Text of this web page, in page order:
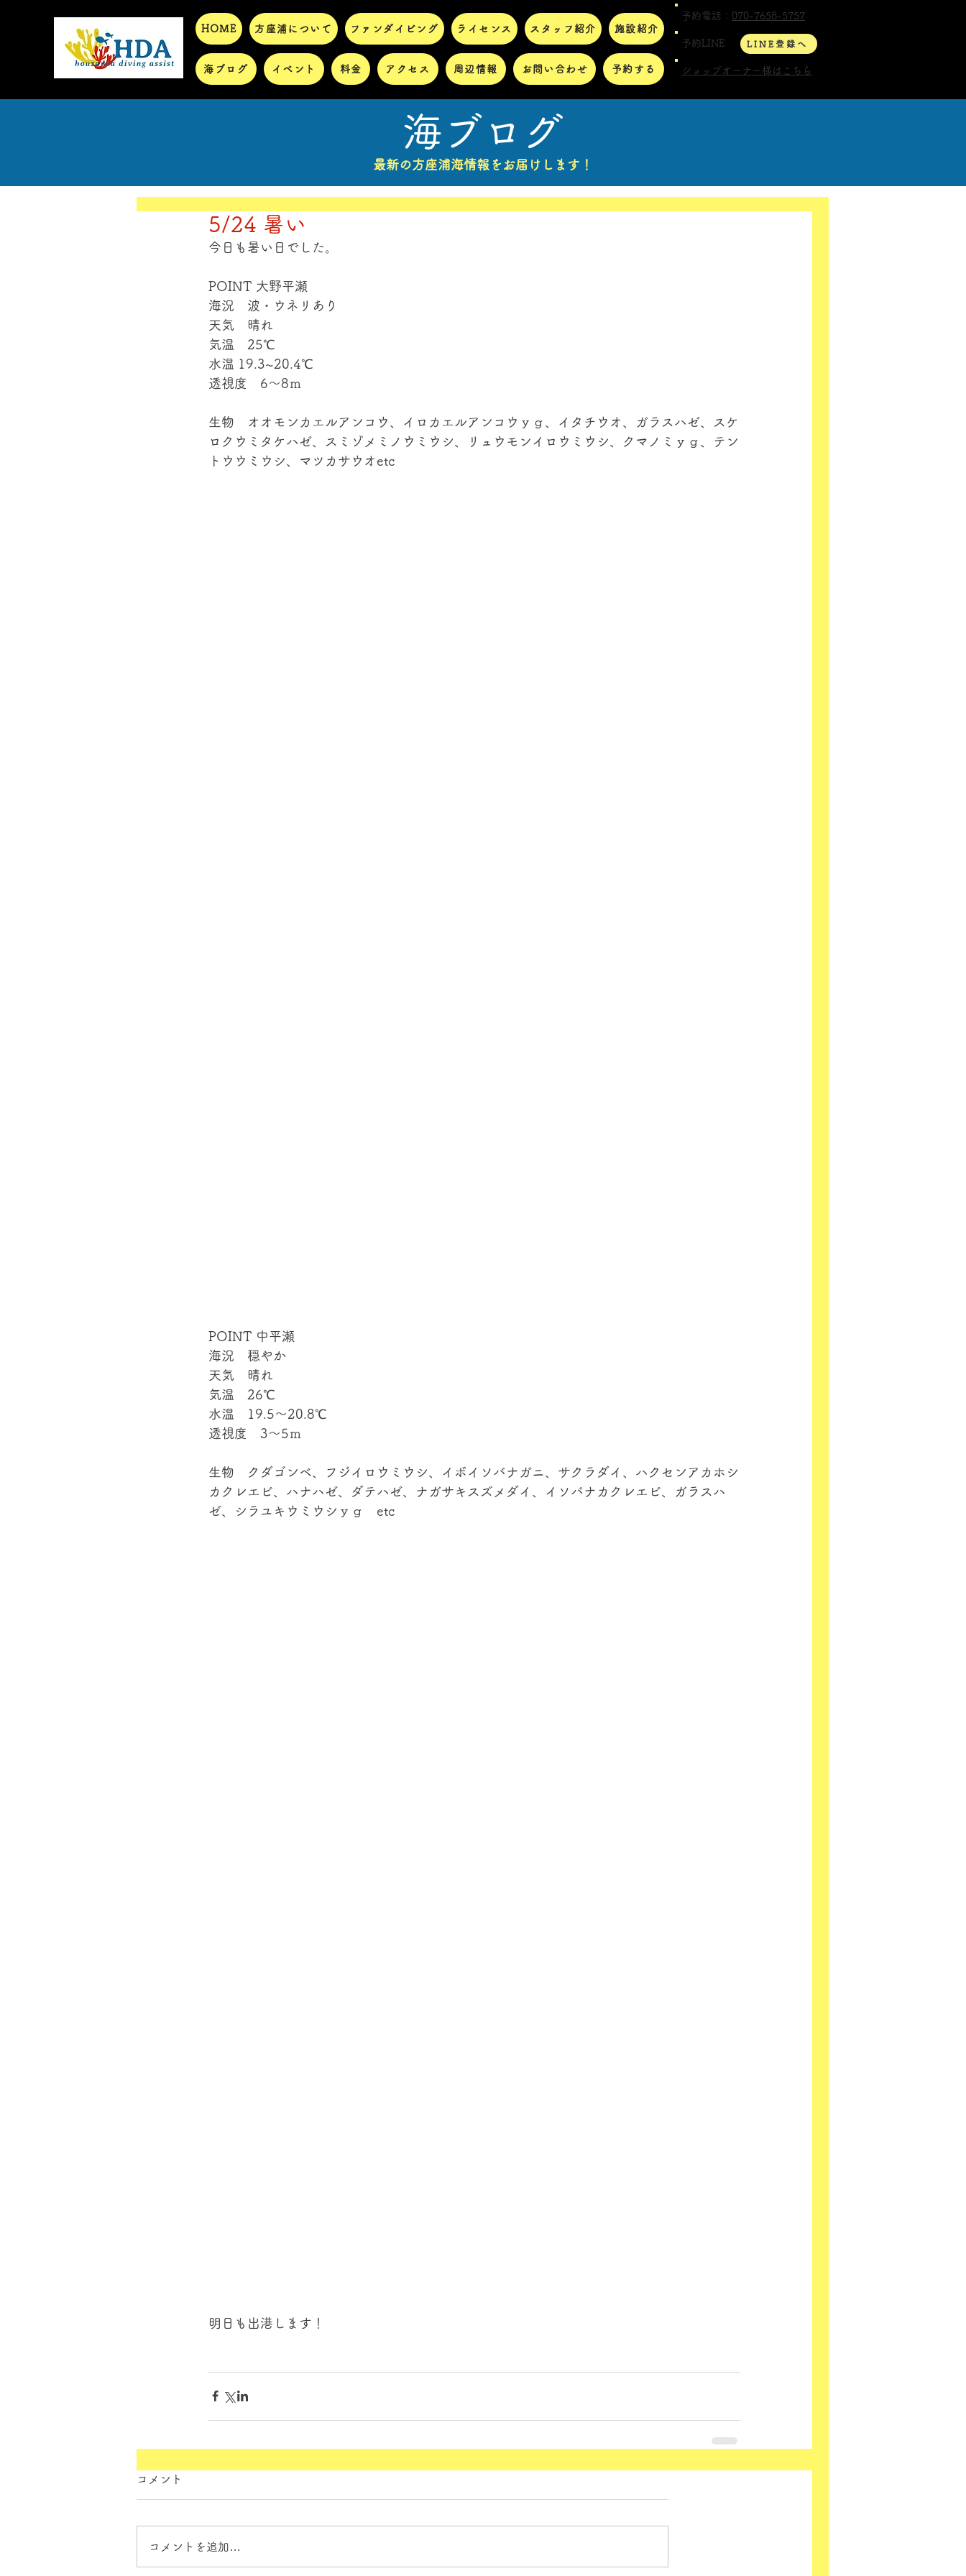
HOME 方座浦について ファンダイビング ライセンス スタッフ紹介 施設紹介
海ブログ イベント 料金 アクセス 周辺情報 お問い合わせ 予約する
予約電話： 070-7658-5757
予約LINE LINE登録へ
ショップオーナー様はこちら
海ブログ
最新の方座浦海情報をお届けします！
5/24 暑い
今日も暑い日でした。
POINT 大野平瀬
海況　波・ウネリあり
天気　晴れ
気温　25℃
水温 19.3~20.4℃
透視度　6～8ｍ
生物　オオモンカエルアンコウ、イロカエルアンコウｙｇ、イタチウオ、ガラスハゼ、スケ
ロクウミタケハゼ、スミゾメミノウミウシ、リュウモンイロウミウシ、クマノミｙｇ、テン
トウウミウシ、マツカサウオetc
POINT 中平瀬
海況　穏やか
天気　晴れ
気温　26℃
水温　19.5～20.8℃
透視度　3～5ｍ
生物　クダゴンベ、フジイロウミウシ、イボイソバナガニ、サクラダイ、ハクセンアカホシ
カクレエビ、ハナハゼ、ダテハゼ、ナガサキスズメダイ、イソバナカクレエビ、ガラスハ
ゼ、シラユキウミウシｙｇ　etc
明日も出港します！
コメント
コメントを追加…